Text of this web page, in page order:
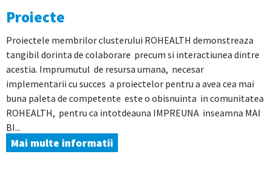
Proiecte
Proiectele membrilor clusterului ROHEALTH demonstreaza
tangibil dorinta de colaborare precum si interactiunea dintre
acestia. Imprumutul de resursa umana, necesar
implementarii cu succes a proiectelor pentru a avea cea mai
buna paleta de competente este o obisnuinta in comunitatea
ROHEALTH, pentru ca intotdeauna IMPREUNA inseamna MAI
BI...
Mai multe informatii